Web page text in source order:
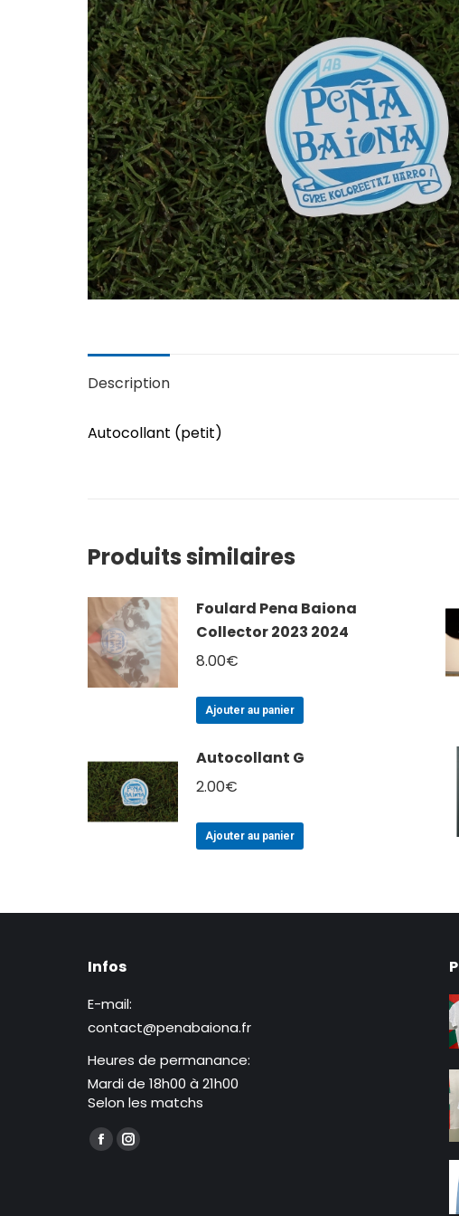
Description
Autocollant (petit)
Produits similaires
Foulard Pena Baiona
Collector 2023 2024
8.00€
Ajouter au panier
Autocollant G
2.00€
Ajouter au panier
Infos
E-mail:
contact@penabaiona.fr
Heures de permanance:
Mardi de 18h00 à 21h00
Selon les matchs
Trouvez nous sur :
La
La